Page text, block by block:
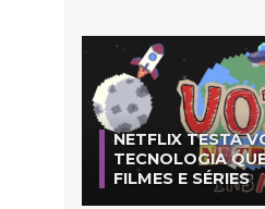
NETFLIX TESTA
TECNOLOGIA
FILMES E SÉRIES